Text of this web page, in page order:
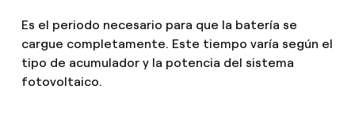
Es el periodo necesario para que la batería se
cargue completamente. Este tiempo varía según el
tipo de acumulador y la potencia del sistema
fotovoltaico.